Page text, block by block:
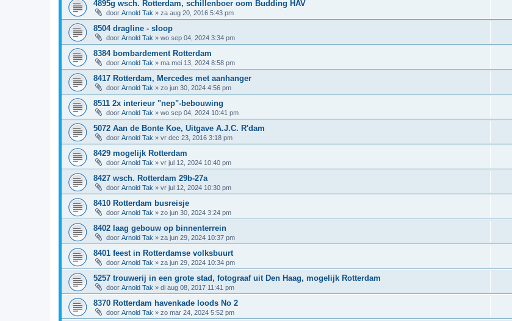
4895g wsch. Rotterdam, schillenboer oom Budding HAV
door Arnold Tak » za aug 20, 2016 5:43 pm
8504 dragline - sloop
door Arnold Tak » wo sep 04, 2024 3:34 pm
8384 bombardement Rotterdam
door Arnold Tak » ma mei 13, 2024 8:58 pm
8417 Rotterdam, Mercedes met aanhanger
door Arnold Tak » zo jun 30, 2024 4:56 pm
8511 2x interieur "nep"-bebouwing
door Arnold Tak » wo sep 04, 2024 10:41 pm
5072 Aan de Bonte Koe, Uitgave A.J.C. R'dam
door Arnold Tak » vr dec 23, 2016 3:18 pm
8429 mogelijk Rotterdam
door Arnold Tak » vr jul 12, 2024 10:40 pm
8427 wsch. Rotterdam 29b-27a
door Arnold Tak » vr jul 12, 2024 10:30 pm
8410 Rotterdam busreisje
door Arnold Tak » zo jun 30, 2024 3:24 pm
8402 laag gebouw op binnenterrein
door Arnold Tak » za jun 29, 2024 10:37 pm
8401 feest in Rotterdamse volksbuurt
door Arnold Tak » za jun 29, 2024 10:34 pm
5257 trouwerij in een grote stad, fotograaf uit Den Haag, mogelijk Rotterdam
door Arnold Tak » di aug 08, 2017 11:41 pm
8370 Rotterdam havenkade loods No 2
door Arnold Tak » zo mar 24, 2024 5:52 pm